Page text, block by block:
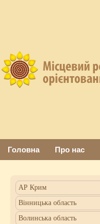
Головна Про нас
АР Крим
Вінницька область
Волинська область